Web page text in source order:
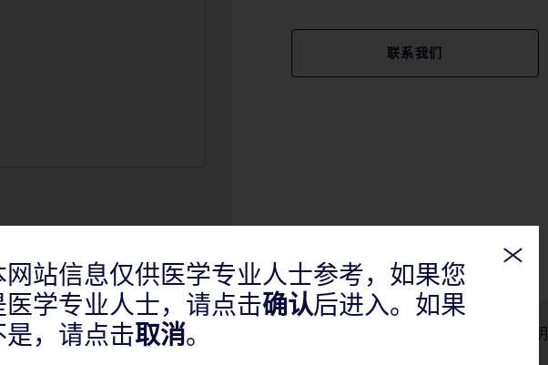
联系我们
产品说明
网站信息仅供医学专业人士参考，如果您
医学专业人士，请点击确认后进入。如果
是，请点击取消。